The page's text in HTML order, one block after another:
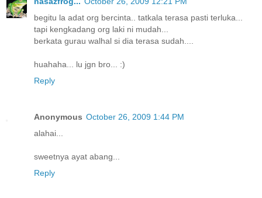
begitu la adat org bercinta.. tatkala terasa pasti terluka...
tapi kengkadang org laki ni mudah...
berkata gurau walhal si dia terasa sudah....
huahaha... lu jgn bro... :)
Reply
Anonymous October 26, 2009 1:44 PM
alahai...
sweetnya ayat abang...
Reply